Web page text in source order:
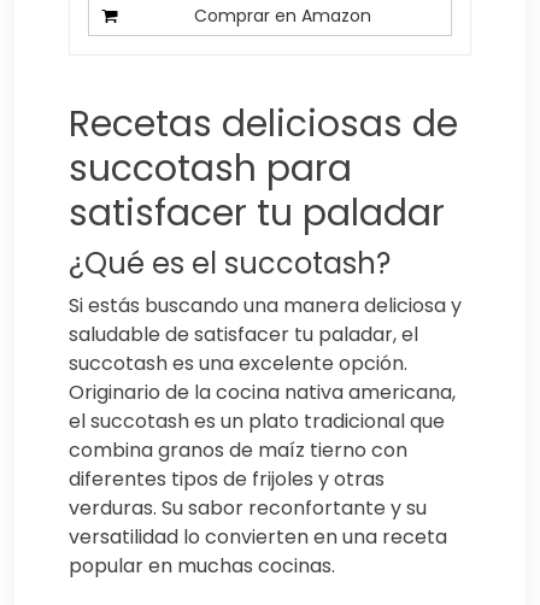
Comprar en Amazon
Recetas deliciosas de
succotash para
satisfacer tu paladar
¿Qué es el succotash?
Si estás buscando una manera deliciosa y
saludable de satisfacer tu paladar, el
succotash es una excelente opción.
Originario de la cocina nativa americana,
el succotash es un plato tradicional que
combina granos de maíz tierno con
diferentes tipos de frijoles y otras
verduras. Su sabor reconfortante y su
versatilidad lo convierten en una receta
popular en muchas cocinas.